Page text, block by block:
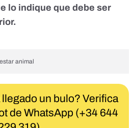
lo indique que debe ser
animal
un bulo? Verifica
de WhatsApp (+34 644